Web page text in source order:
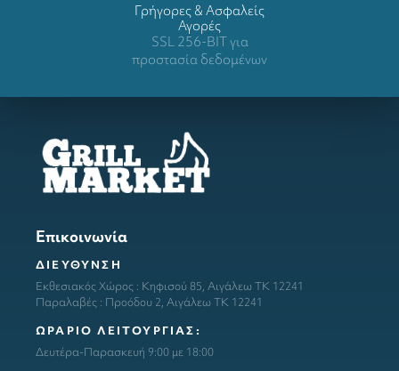
Γρήγορες & Ασφαλείς
Αγορές
SSL 256-BIT για
προστασία δεδομένων
Επικοινωνία
ΔΙΕΥΘΥΝΣΗ
Εκθεσιακός Χώρος : Κηφισού 85, Αιγάλεω ΤΚ 12241
Παραλαβές : Προόδου 2, Αιγάλεω ΤΚ 12241
ΩΡΑΡΙΟ ΛΕΙΤΟΥΡΓΙΑΣ:
Δευτέρα-Παρασκευή 9:00 με 18:00